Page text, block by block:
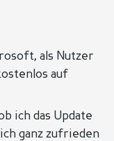
als Nutzer
auf
ich das Update
ganz zufrieden